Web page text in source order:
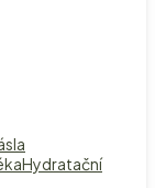
Hydratační